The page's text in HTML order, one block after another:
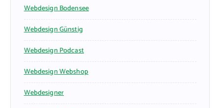
Webdesign Bodensee
Webdesign Günstig
Webdesign Podcast
Webdesign Webshop
Webdesigner